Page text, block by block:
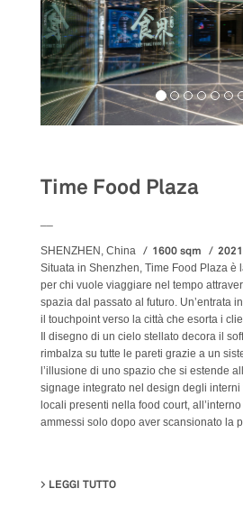
Time Food Plaza
SHENZHEN, China 1600 sqm 2021
Situata in Shenzhen, Time Food Plaza è
per chi vuole viaggiare nel tempo
spazia dal passato al futuro. Un’entrata
il touchpoint verso la città che esorta i
Il disegno di un cielo stellato decora il
rimbalza su tutte le pareti grazie a un
l’illusione di uno spazio che si estende
signage integrato nel design degli
locali presenti nella food court,
ammessi solo dopo aver scansionato la
LEGGI TUTTO